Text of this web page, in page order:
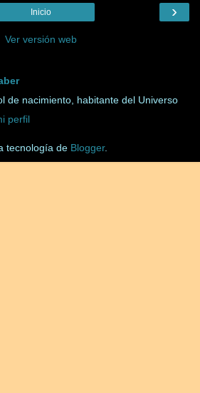
›
Inicio
Ver versión web
de nacimiento, habitante del Universo
perfil
tecnología de Blogger.